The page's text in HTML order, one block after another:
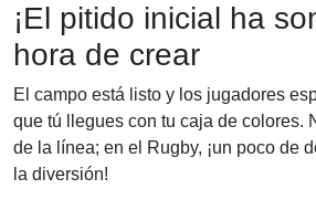
¡El pitido inicial ha
hora de crear
El campo está listo y los jugadores
que tú llegues con tu caja de colores.
de la línea; en el Rugby, ¡un poco de
la diversión!